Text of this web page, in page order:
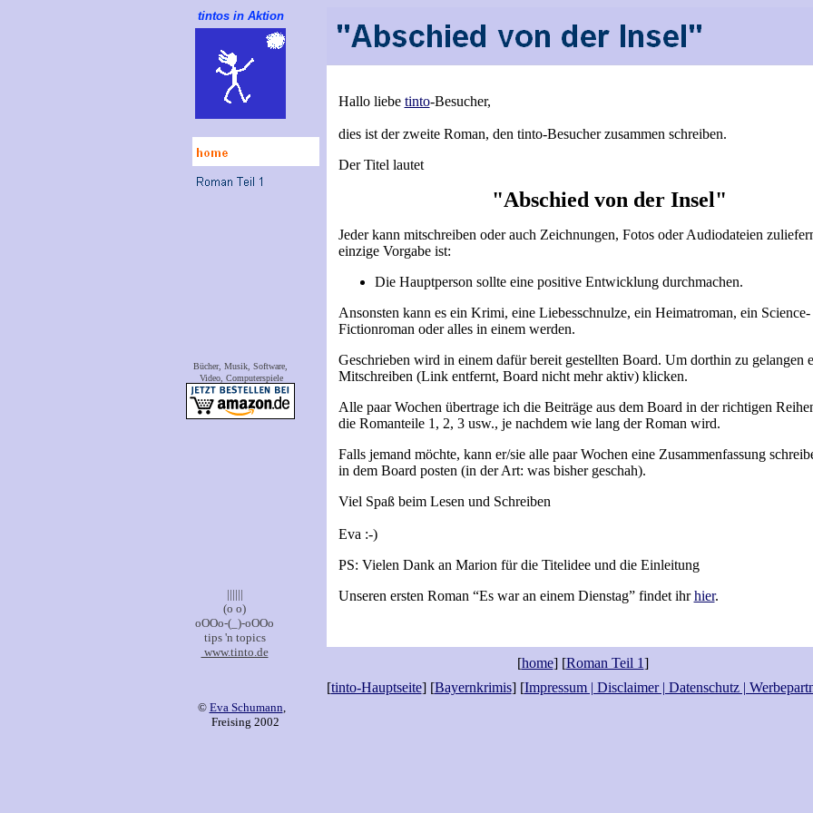
tintos in Aktion
Bücher, Musik, Software,
Video, Computerspiele
||||||
(o o)
oOOo-(_)-oOOo
tips 'n topics
www.tinto.de
© Eva Schumann,
Freising 2002
Hallo liebe tinto-Besucher,
dies ist der zweite Roman, den tinto-Besucher zusammen schreiben.
Der Titel lautet
"Abschied von der Insel"
Jeder kann mitschreiben oder auch Zeichnungen, Fotos oder Audiodateien
einzige Vorgabe ist:
Die Hauptperson sollte eine positive Entwicklung durchmachen.
Ansonsten kann es ein Krimi, eine Liebesschnulze, ein Heimatroman, ein Science-
Fictionroman oder alles in einem werden.
Geschrieben wird in einem dafür bereit gestellten Board. Um dorthin zu gelangen
Mitschreiben (Link entfernt, Board nicht mehr aktiv) klicken.
Alle paar Wochen übertrage ich die Beiträge aus dem Board in der richtigen
die Romanteile 1, 2, 3 usw., je nachdem wie lang der Roman wird.
Falls jemand möchte, kann er/sie alle paar Wochen eine Zusammenfassung
in dem Board posten (in der Art: was bisher geschah).
Viel Spaß beim Lesen und Schreiben
Eva :-)
PS: Vielen Dank an Marion für die Titelidee und die Einleitung
Unseren ersten Roman “Es war an einem Dienstag” findet ihrhier.
[home] [Roman Teil 1]
[tinto-Hauptseite] [Bayernkrimis] [Impressum | Disclaimer | Datenschutz |